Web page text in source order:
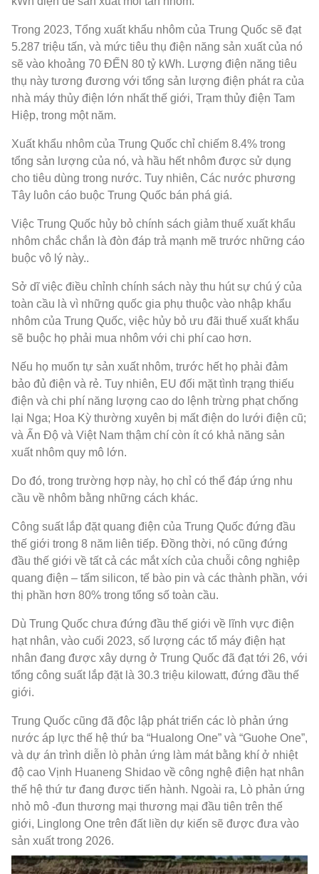
Trong 2023, Tổng xuất khẩu nhôm của Trung Quốc sẽ đạt
5.287 triệu tấn, và mức tiêu thụ điện năng sản xuất của nó
sẽ vào khoảng 70 ĐẾN 80 tỷ kWh. Lượng điện năng tiêu
thụ này tương đương với tổng sản lượng điện phát ra của
nhà máy thủy điện lớn nhất thế giới, Trạm thủy điện Tam
Hiệp, trong một năm.
Xuất khẩu nhôm của Trung Quốc chỉ chiếm 8.4% trong
tổng sản lượng của nó, và hầu hết nhôm được sử dụng
cho tiêu dùng trong nước. Tuy nhiên, Các nước phương
Tây luôn cáo buộc Trung Quốc bán phá giá.
Việc Trung Quốc hủy bỏ chính sách giảm thuế xuất khẩu
nhôm chắc chắn là đòn đáp trả mạnh mẽ trước những cáo
buộc vô lý này..
Sở dĩ việc điều chỉnh chính sách này thu hút sự chú ý của
toàn cầu là vì những quốc gia phụ thuộc vào nhập khẩu
nhôm của Trung Quốc, việc hủy bỏ ưu đãi thuế xuất khẩu
sẽ buộc họ phải mua nhôm với chi phí cao hơn.
Nếu họ muốn tự sản xuất nhôm, trước hết họ phải đảm
bảo đủ điện và rẻ. Tuy nhiên, EU đối mặt tình trạng thiếu
điện và chi phí năng lượng cao do lệnh trừng phạt chống
lại Nga; Hoa Kỳ thường xuyên bị mất điện do lưới điện cũ;
và Ấn Độ và Việt Nam thậm chí còn ít có khả năng sản
xuất nhôm quy mô lớn.
Do đó, trong trường hợp này, họ chỉ có thể đáp ứng nhu
cầu về nhôm bằng những cách khác.
Công suất lắp đặt quang điện của Trung Quốc đứng đầu
thế giới trong 8 năm liên tiếp. Đồng thời, nó cũng đứng
đầu thế giới về tất cả các mắt xích của chuỗi công nghiệp
quang điện – tấm silicon, tế bào pin và các thành phần, với
thị phần hơn 80% trong tổng số toàn cầu.
Dù Trung Quốc chưa đứng đầu thế giới về lĩnh vực điện
hạt nhân, vào cuối 2023, số lượng các tổ máy điện hạt
nhân đang được xây dựng ở Trung Quốc đã đạt tới 26, với
tổng công suất lắp đặt là 30.3 triệu kilowatt, đứng đầu thế
giới.
Trung Quốc cũng đã độc lập phát triển các lò phản ứng
nước áp lực thế hệ thứ ba “Hualong One” và “Guohe One”,
và dự án trình diễn lò phản ứng làm mát bằng khí ở nhiệt
độ cao Vịnh Huaneng Shidao về công nghệ điện hạt nhân
thế hệ thứ tư đang được tiến hành. Ngoài ra, Lò phản ứng
nhỏ mô -đun thương mại thương mại đầu tiên trên thế
giới, Linglong One trên đất liền dự kiến ​​sẽ được đưa vào
sản xuất trong 2026.